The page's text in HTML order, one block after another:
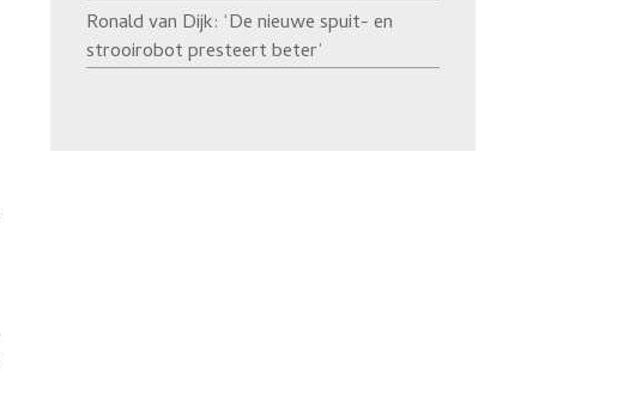
Ronald van Dijk: ‘De nieuwe spuit- en
strooirobot presteert beter’